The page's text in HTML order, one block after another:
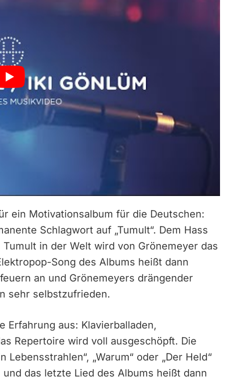
ein Motivationsalbum für die Deutschen:
Schlagwort auf „Tumult“. Dem Hass
in der Welt wird von Grönemeyer das
Song des Albums heißt dann
an und Grönemeyers drängender
sehr selbstzufrieden.
Erfahrung aus: Klavierballaden,
Repertoire wird voll ausgeschöpft. Die
„Warum“ oder „Der Held“
das letzte Lied des Albums heißt dann